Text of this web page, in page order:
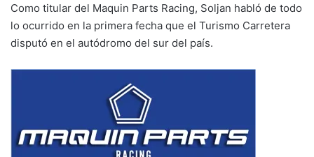
Como titular del Maquin Parts Racing, Soljan habló de todo
lo ocurrido en la primera fecha que el Turismo Carretera
disputó en el autódromo del sur del país.